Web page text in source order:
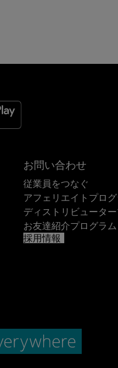
お問い合わせ
従業員をつなぐ
アフェリエイトプロ
ディストリビュータ
お友達紹介プログラム
採用情報